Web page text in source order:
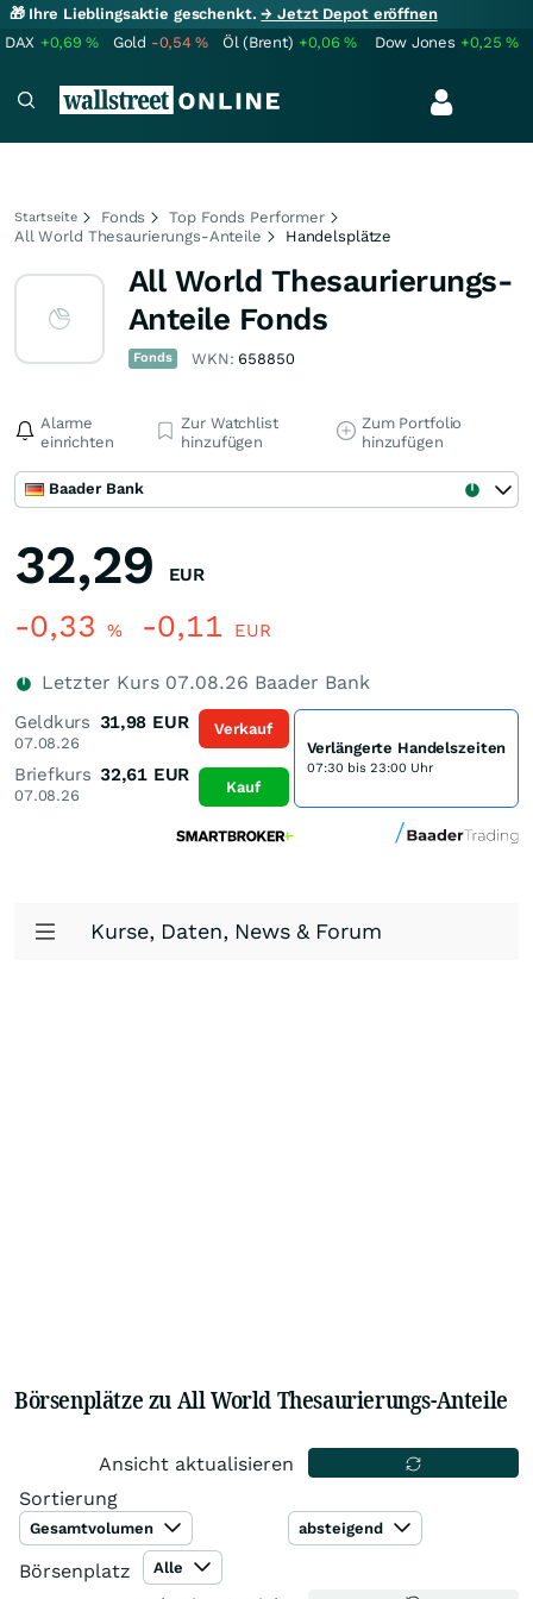
🎁 Ihre Lieblingsaktie geschenkt.→ Jetzt Depot eröffnen
DAX +0,69% Gold -0,54% Öl (Brent) +0,06% Dow Jones +0,25%
Startseite Fonds
Top Fonds Performer
All World Thesaurierungs-Anteile
Handelsplätze
All World Thesaurierungs-
Anteile Fonds
Fonds WKN: 658850
Alarme
einrichten
Zur Watchlist
hinzufügen
Zum Portfolio
hinzufügen
Baader Bank
32,29 EUR
-0,33 % -0,11 EUR
Letzter Kurs 07.08.26 Baader Bank
Geldkurs
07.08.26
31,98 EUR
Briefkurs
07.08.26
32,61 EUR
Verkauf
Kauf
Verlängerte Handelszeiten
07:30 bis 23:00 Uhr
Kurse, Daten, News & Forum
Börsenplätze zu All World Thesaurierungs-Anteile
Ansicht aktualisieren
Sortierung
Gesamtvolumen absteigend
Börsenplatz Alle